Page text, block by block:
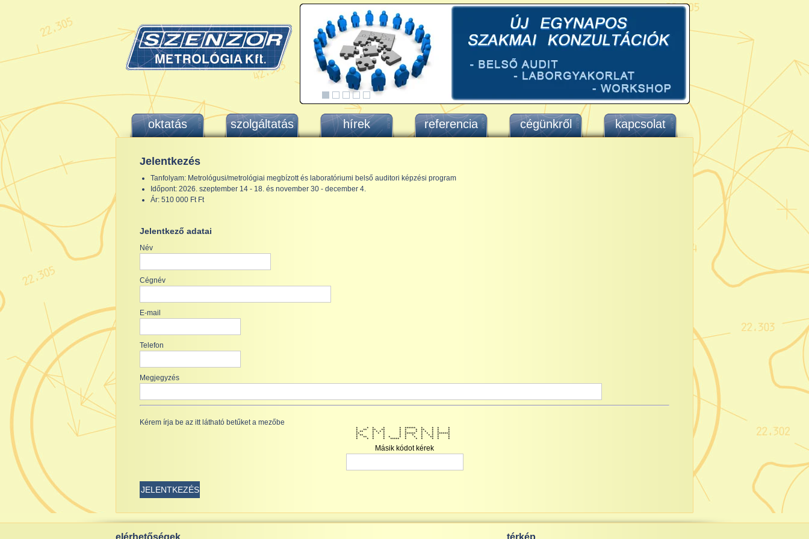
oktatás szolgáltatás hírek referencia cégünkről kapcsolat
Jelentkezés
Tanfolyam: Metrológusi/metrológiai megbízott és laboratóriumi belső auditori képzési program
Időpont: 2026. szeptember 14 - 18. és november 30 - december 4.
Ár: 510 000 Ft Ft
Jelentkező adatai
Név
Cégnév
E-mail
Telefon
Megjegyzés
Kérem írja be az itt látható betűket a mezőbe
* * * * * ****** * * * *
* ** ** ** * * * ** * * *
* ** * * * * * * * * * * * *
** * * * * ****** * * * *******
* ** * * * * * * * * * *
* ** * * * * * * * ** * *
* * * * ***** * * * * * *
Másik kódot kérek
JELENTKEZÉS
elérhetőségek térkép